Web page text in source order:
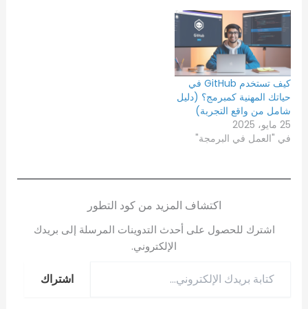
كيف تستخدم GitHub في
حياتك المهنية كمبرمج؟ (دليل
شامل من واقع التجربة)
25 مايو، 2025
في "العمل في البرمجة"
اكتشاف المزيد من كود التطور
اشترك للحصول على أحدث التدوينات المرسلة إلى بريدك
الإلكتروني.
اشتراك